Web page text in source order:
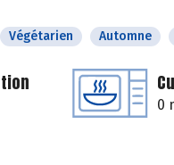
Végétarien Automne
0